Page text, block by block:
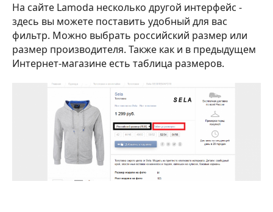
На сайте Lamoda несколько другой интерфейс -
здесь вы можете поставить удобный для вас
фильтр. Можно выбрать российский размер или
размер производителя. Также как и в предыдущем
Интернет-магазине есть таблица размеров.